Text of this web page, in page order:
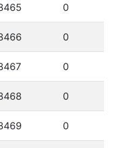
0
0
0
0
0